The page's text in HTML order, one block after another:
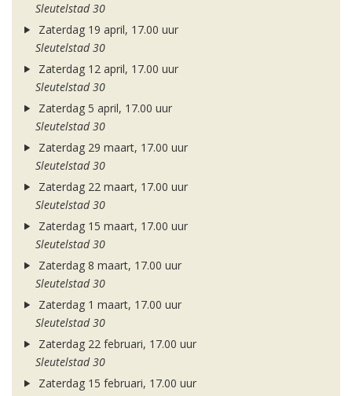
Sleutelstad 30
Zaterdag 19 april, 17.00 uur
Sleutelstad 30
Zaterdag 12 april, 17.00 uur
Sleutelstad 30
Zaterdag 5 april, 17.00 uur
Sleutelstad 30
Zaterdag 29 maart, 17.00 uur
Sleutelstad 30
Zaterdag 22 maart, 17.00 uur
Sleutelstad 30
Zaterdag 15 maart, 17.00 uur
Sleutelstad 30
Zaterdag 8 maart, 17.00 uur
Sleutelstad 30
Zaterdag 1 maart, 17.00 uur
Sleutelstad 30
Zaterdag 22 februari, 17.00 uur
Sleutelstad 30
Zaterdag 15 februari, 17.00 uur